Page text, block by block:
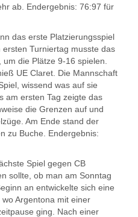
ab. Endergebnis: 76:97 für
das erste Platzierungsspiel
Turniertag musste das
die Plätze 9-16 spielen.
UE Claret. Die Mannschaft
wissend was auf sie
am ersten Tag zeigte das
die Grenzen auf und
Am Ende stand der
zu Buche. Endergebnis:
Spiel gegen CB
sollte, ob man am Sonntag
an entwickelte sich eine
Argentona mit einer
ging. Nach einer